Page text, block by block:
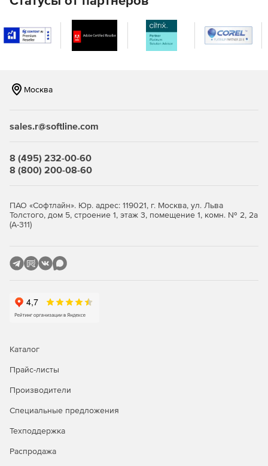
Москва
sales.r@softline.com
8 (495) 232-00-60
8 (800) 200-08-60
ПАО «Софтлайн». Юр. адрес: 119021, г. Москва, ул. Льва
Толстого, дом 5, строение 1, этаж 3, помещение 1, комн. № 2, 2а
(А-311)
Каталог
Прайс-листы
Производители
Специальные предложения
Техподдержка
Распродажа